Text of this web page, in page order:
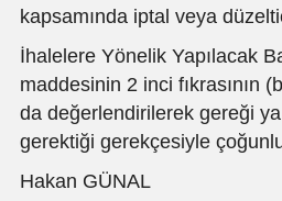
kapsamında iptal veya
İhalelere Yönelik Yapılacak
maddesinin 2 inci fıkrasının
da değerlendirilerek gereği
gerektiği gerekçesiyle
Hakan GÜNAL